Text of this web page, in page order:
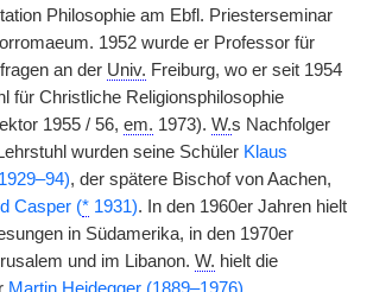
Philosophie am Ebfl. Priesterseminar
1952 wurde er Professor für
an der Univ. Freiburg, wo er seit 1954
für Christliche Religionsphilosophie
1955 / 56, em. 1973). W.s Nachfolger
wurden seine Schüler Klaus
, der spätere Bischof von Aachen,
Casper (* 1931). In den 1960er Jahren hielt
in Südamerika, in den 1970er
und im Libanon. W. hielt die